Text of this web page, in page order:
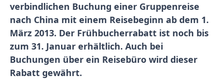
verbindlichen Buchung einer Gruppenreise
nach China mit einem Reisebeginn ab dem 1.
März 2013. Der Frühbucherrabatt ist noch bis
zum 31. Januar erhältlich. Auch bei
Buchungen über ein Reisebüro wird dieser
Rabatt gewährt.